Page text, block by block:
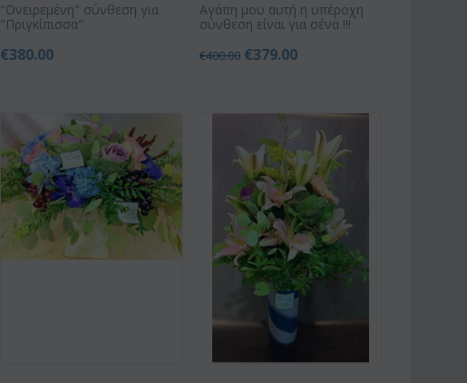
"Ονειρεμένη" σύνθεση για
"Πριγκίπισσα"
€380.00
Αγάπη μου αυτή η υπέροχη
σύνθεση είναι για σένα !!!
€400.00 €379.00